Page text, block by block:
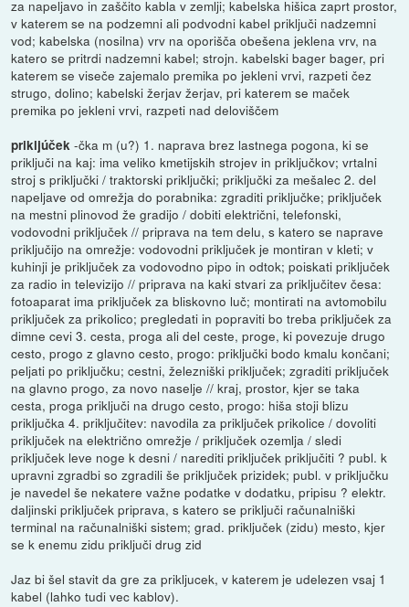
za napeljavo in zaščito kabla v zemlji; kabelska hišica zaprt prostor,
v katerem se na podzemni ali podvodni kabel priključi nadzemni
vod; kabelska (nosilna) vrv na oporišča obešena jeklena vrv, na
katero se pritrdi nadzemni kabel; strojn. kabelski bager bager, pri
katerem se viseče zajemalo premika po jekleni vrvi, razpeti čez
strugo, dolino; kabelski žerjav žerjav, pri katerem se maček
premika po jekleni vrvi, razpeti nad deloviščem
prikljúček -čka m (u?) 1. naprava brez lastnega pogona, ki se
priključi na kaj: ima veliko kmetijskih strojev in priključkov; vrtalni
stroj s priključki / traktorski priključki; priključki za mešalec 2. del
napeljave od omrežja do porabnika: zgraditi priključke; priključek
na mestni plinovod že gradijo / dobiti električni, telefonski,
vodovodni priključek // priprava na tem delu, s katero se naprave
priključijo na omrežje: vodovodni priključek je montiran v kleti; v
kuhinji je priključek za vodovodno pipo in odtok; poiskati priključek
za radio in televizijo // priprava na kaki stvari za priključitev česa:
fotoaparat ima priključek za bliskovno luč; montirati na avtomobilu
priključek za prikolico; pregledati in popraviti bo treba priključek za
dimne cevi 3. cesta, proga ali del ceste, proge, ki povezuje drugo
cesto, progo z glavno cesto, progo: priključki bodo kmalu končani;
peljati po priključku; cestni, železniški priključek; zgraditi priključek
na glavno progo, za novo naselje // kraj, prostor, kjer se taka
cesta, proga priključi na drugo cesto, progo: hiša stoji blizu
priključka 4. priključitev: navodila za priključek prikolice / dovoliti
priključek na električno omrežje / priključek ozemlja / sledi
priključek leve noge k desni / narediti priključek priključiti ? publ. k
upravni zgradbi so zgradili še priključek prizidek; publ. v priključku
je navedel še nekatere važne podatke v dodatku, pripisu ? elektr.
daljinski priključek priprava, s katero se priključi računalniški
terminal na računalniški sistem; grad. priključek (zidu) mesto, kjer
se k enemu zidu priključi drug zid
Jaz bi šel stavit da gre za prikljucek, v katerem je udelezen vsaj 1
kabel (lahko tudi vec kablov).